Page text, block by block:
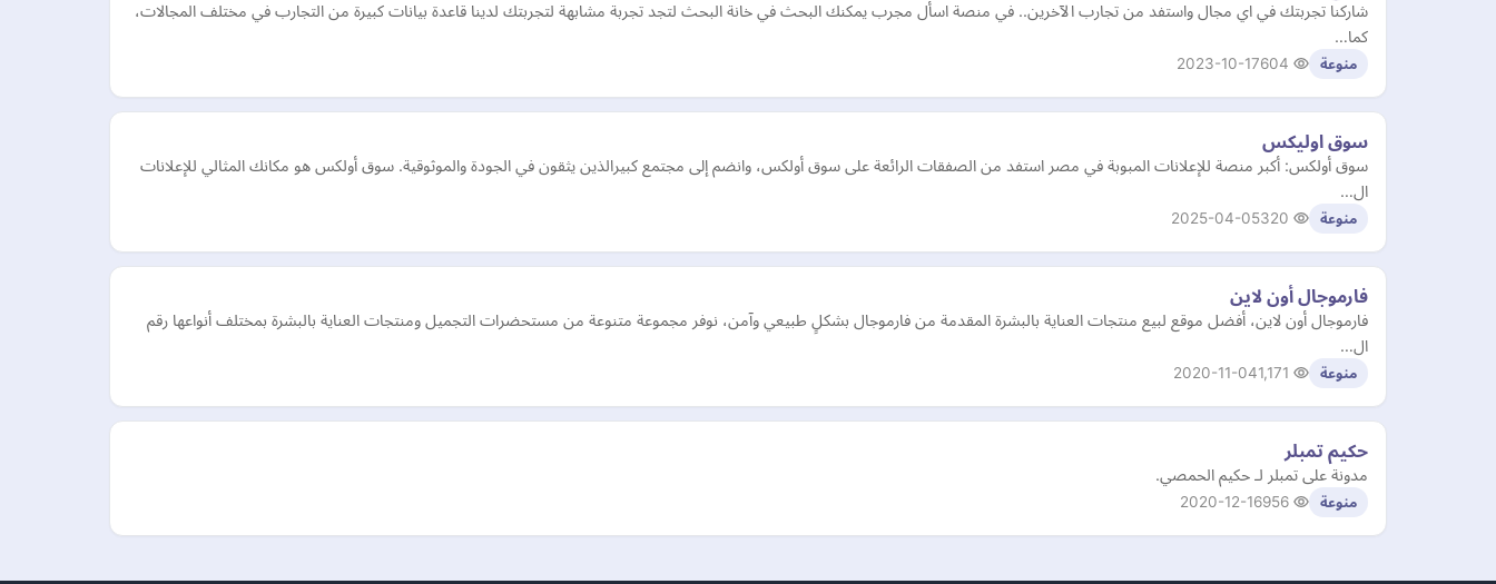
شاركنا تجربتك في اي مجال واستفد من تجارب الآخرين.. في منصة اسأل مجرب يمكنك البحث في خانة البحث لتجد تجربة مشابهة لتجربتك لدينا قاعدة بيانات كبيرة من التجارب في مختلف المجالات،
كما…
منوعة 2023-10-17
سوق اوليكس
سوق أولكس: أكبر منصة للإعلانات المبوبة في مصر استفد من الصفقات الرائعة على سوق أولكس، وانضم إلى مجتمع كبيرالذين يثقون في الجودة والموثوقية. سوق أولكس هو مكانك المثالي للإعلانات
ال…
منوعة 2025-04-05
فارموجال أون لاين
فارموجال أون لاين، أفضل موقع لبيع منتجات العناية بالبشرة المقدمة من فارموجال بشكلٍ طبيعي وآمن، نوفر مجموعة متنوعة من مستحضرات التجميل ومنتجات العناية بالبشرة بمختلف أنواعها رقم
ال…
منوعة 2020-11-04
حكيم تمبلر
مدونة على تمبلر لـ حكيم الحمصي.
منوعة 2020-12-16